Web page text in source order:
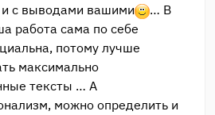
с выводами вашими
… В
работа сама по себе
потому лучше
максимально
тексты … А
можно определить и